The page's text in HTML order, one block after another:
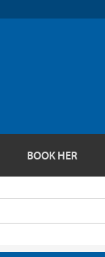
BOOK HER